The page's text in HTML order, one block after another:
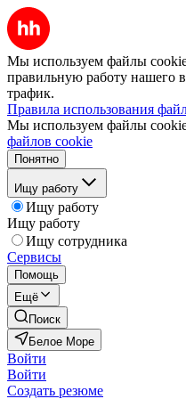
Мы используем файлы
правильную работу нашего
трафик.
Правила использования
Мы используем файлы
файлов cookie
Понятно
Ищу работу
Ищу работу
Ищу работу
Ищу сотрудника
Сервисы
Помощь
Ещё
Поиск
Белое Море
Войти
Войти
Создать резюме